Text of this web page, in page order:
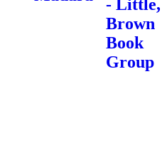
- Little,
Brown
Book
Group